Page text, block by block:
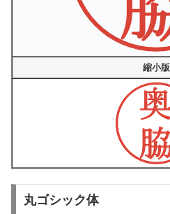
縮小版
丸ゴシック体